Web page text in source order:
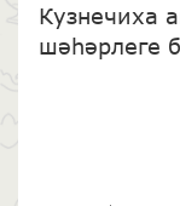
Кузнечиха
шәһәрлеге